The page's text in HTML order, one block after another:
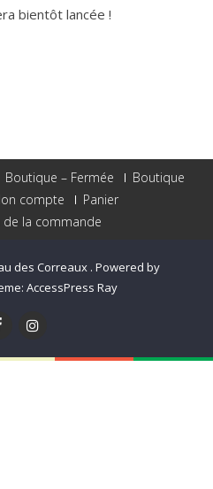
bientôt lancée !
Boutique – Fermée
Boutique
compte
Panier
de la commande
des Correaux . Powered by
AccessPress Ray